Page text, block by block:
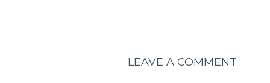
LEAVE A COMMENT